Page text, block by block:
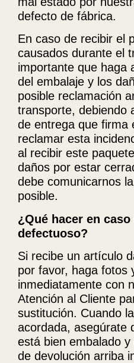
defecto de fábrica.
En caso de recibir el
causados ​​durante el
importante que haga
del embalaje y los
posible reclamación
transporte, debiendo
de entrega que firma
reclamar esta
al recibir este
daños por estar
debe comunicarnos
posible.
¿Qué hacer en
defectuoso?
Si recibe un artículo
por favor, haga fotos
inmediatamente con
Atención al Cliente
sustitución. Cuando
acordada, asegúrate
está bien embalado
de devolución arriba